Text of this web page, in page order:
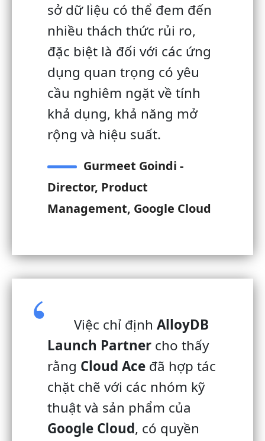
sở dữ liệu có thể đem đến
nhiều thách thức rủi ro,
đặc biệt là đối với các ứng
dụng quan trọng có yêu
cầu nghiêm ngặt về tính
khả dụng, khả năng mở
rộng và hiệu suất.
Gurmeet Goindi -
Director, Product
Management, Google Cloud
Việc chỉ định AlloyDB
Launch Partner cho thấy
rằng Cloud Ace đã hợp tác
chặt chẽ với các nhóm kỹ
thuật và sản phẩm của
Google Cloud, có quyền